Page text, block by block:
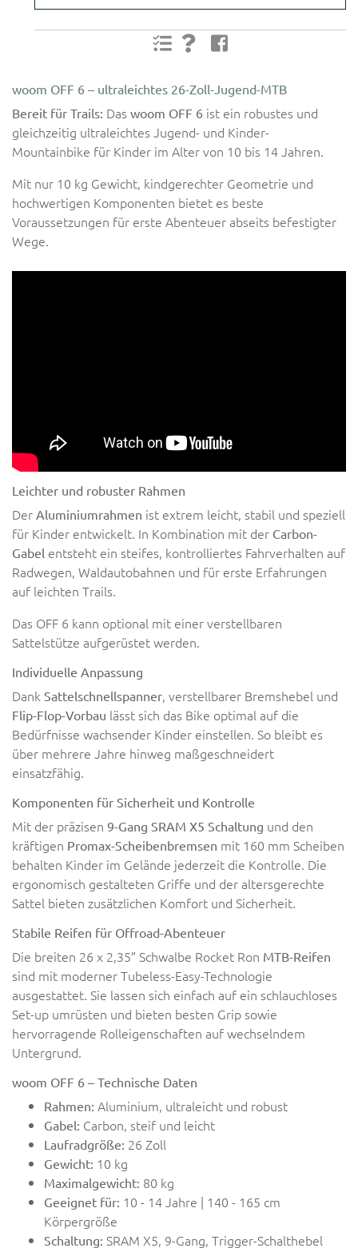
woom OFF 6 – ultraleichtes 26-Zoll-Jugend-MTB
Bereit für Trails: Das woom OFF 6 ist ein robustes und
gleichzeitig ultraleichtes Jugend- und Kinder-
Mountainbike für Kinder im Alter von 10 bis 14 Jahren.
Mit nur 10 kg Gewicht, kindgerechter Geometrie und
hochwertigen Komponenten bietet es beste
Voraussetzungen für erste Abenteuer abseits befestigter
Wege.
Leichter und robuster Rahmen
Der Aluminiumrahmen ist extrem leicht, stabil und speziell
für Kinder entwickelt. In Kombination mit der Carbon-
Gabel entsteht ein steifes, kontrolliertes Fahrverhalten auf
Radwegen, Waldautobahnen und für erste Erfahrungen
auf leichten Trails.
Das OFF 6 kann optional mit einer verstellbaren
Sattelstütze aufgerüstet werden.
Individuelle Anpassung
Dank Sattelschnellspanner, verstellbarer Bremshebel und
Flip-Flop-Vorbau lässt sich das Bike optimal auf die
Bedürfnisse wachsender Kinder einstellen. So bleibt es
über mehrere Jahre hinweg maßgeschneidert
einsatzfähig.
Komponenten für Sicherheit und Kontrolle
Mit der präzisen 9-Gang SRAM X5 Schaltung und den
kräftigen Promax-Scheibenbremsen mit 160 mm Scheiben
behalten Kinder im Gelände jederzeit die Kontrolle. Die
ergonomisch gestalteten Griffe und der altersgerechte
Sattel bieten zusätzlichen Komfort und Sicherheit.
Stabile Reifen für Offroad-Abenteuer
Die breiten 26 x 2,35” Schwalbe Rocket Ron MTB-Reifen
sind mit moderner Tubeless-Easy-Technologie
ausgestattet. Sie lassen sich einfach auf ein schlauchloses
Set-up umrüsten und bieten besten Grip sowie
hervorragende Rolleigenschaften auf wechselndem
Untergrund.
woom OFF 6 – Technische Daten
Rahmen: Aluminium, ultraleicht und robust
Gabel: Carbon, steif und leicht
Laufradgröße: 26 Zoll
Gewicht: 10 kg
Maximalgewicht: 80 kg
Geeignet für: 10 - 14 Jahre | 140 - 165 cm
Körpergröße
Schaltung: SRAM X5, 9-Gang, Trigger-Schalthebel